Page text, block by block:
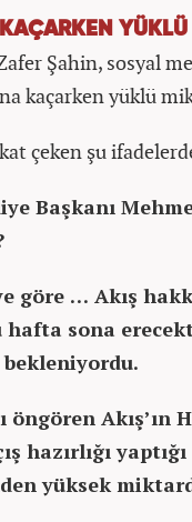
Şahin, sosyal
kaçarken yüklü
çeken şu
Başkanı
göre … Akış
hafta sona
bekleniyordu.
öngören
hazırlığı
yüksek